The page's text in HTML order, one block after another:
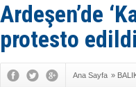
Ardeşen’de
protesto edildi
Ana Sayfa »